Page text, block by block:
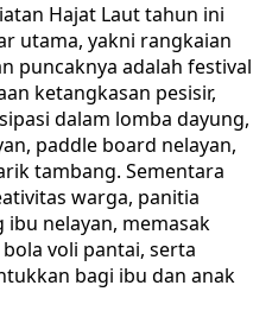
Hajat Laut tahun ini
utama, yakni rangkaian
puncaknya adalah festival
ketangkasan pesisir,
dalam lomba dayung,
paddle board nelayan,
tambang. Sementara
warga, panitia
nelayan, memasak
voli pantai, serta
bagi ibu dan anak